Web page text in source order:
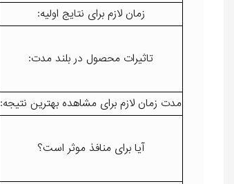
زمان لازم برای نتایج اولیه:
تاثیرات محصول در بلند مدت:
مدت زمان لازم برای مشاهده بهترین نتیجه:
آیا برای منافذ موثر است؟